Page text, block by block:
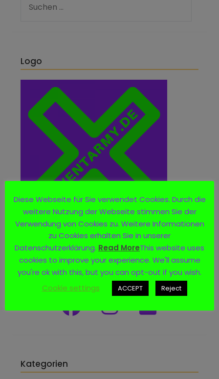
Logo
Social Media
Kategorien
Diese Webseite für Sie verwendet Cookies. Durch die
weitere Nutzung der Webseite stimmen Sie der
Verwendung von Cookies zu. Weitere Informationen
zu Cookies erhalten Sie in unserer
Datenschutzerklärung. Read MoreThis website uses
cookies to improve your experience. We'll assume
you're ok with this, but you can opt-out if you wish.
Cookie settings
ACCEPT Reject